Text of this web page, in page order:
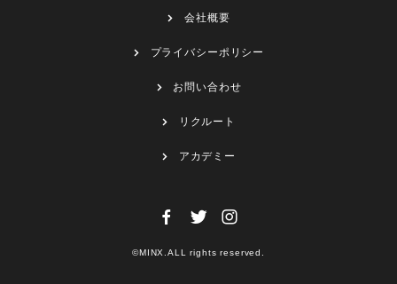
会社概要
プライバシーポリシー
お問い合わせ
リクルート
アカデミー
©MINX.ALL rights reserved.